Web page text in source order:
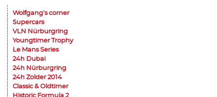
Wolfgang's corner
Supercars
VLN Nürburgring
Youngtimer Trophy
Le Mans Series
24h Dubai
24h Nürburgring
24h Zolder 2014
Classic & Oldtimer
Historic Formula 2